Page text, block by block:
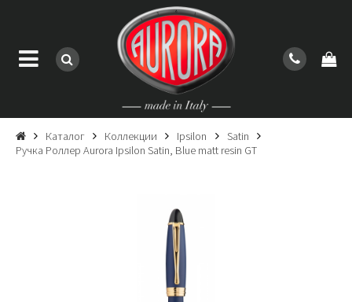
Каталог Коллекции Ipsilon
Satin
Ручка Роллер Aurora Ipsilon Satin, Blue matt resin GT